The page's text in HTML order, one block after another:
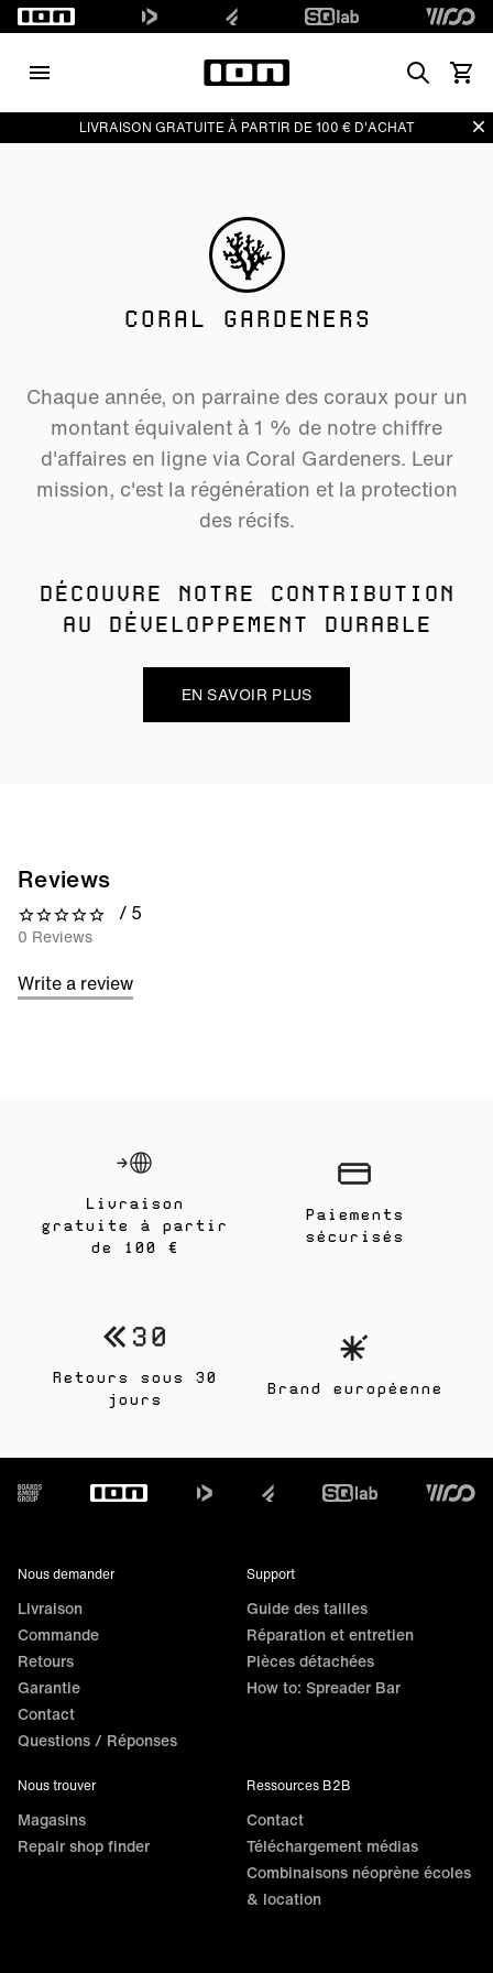
Search
Voir
LIVRAISON GRATUITE À PARTIR DE 100 € D'ACHAT
CORAL GARDENERS
Chaque année, on parraine des coraux pour un
montant équivalent à 1 % de notre chiffre
d'affaires en ligne via Coral Gardeners. Leur
mission, c'est la régénération et la protection
des récifs.
DÉCOUVRE NOTRE CONTRIBUTION
AU DÉVELOPPEMENT DURABLE
EN SAVOIR PLUS
Reviews
0 out of 5 stars
/ 5
0 Reviews
Write a review
Livraison
gratuite à partir
de 100 €
Retours sous 30
jours
Paiements
sécurisés
Brand européenne
Footer
Nous demander
Livraison
Commande
Retours
Garantie
Contact
Questions / Réponses
Support
Guide des tailles
Réparation et entretien
Pièces détachées
How to: Spreader Bar
Nous trouver
Magasins
Repair shop finder
Ressources B2B
Contact
Téléchargement médias
Combinaisons néoprène écoles
& location